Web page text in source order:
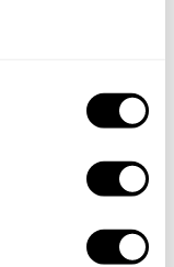
deliciosa